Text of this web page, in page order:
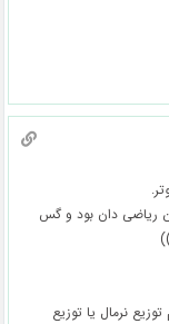
ریاضی دان بود و گس
نرمال یا توزیع